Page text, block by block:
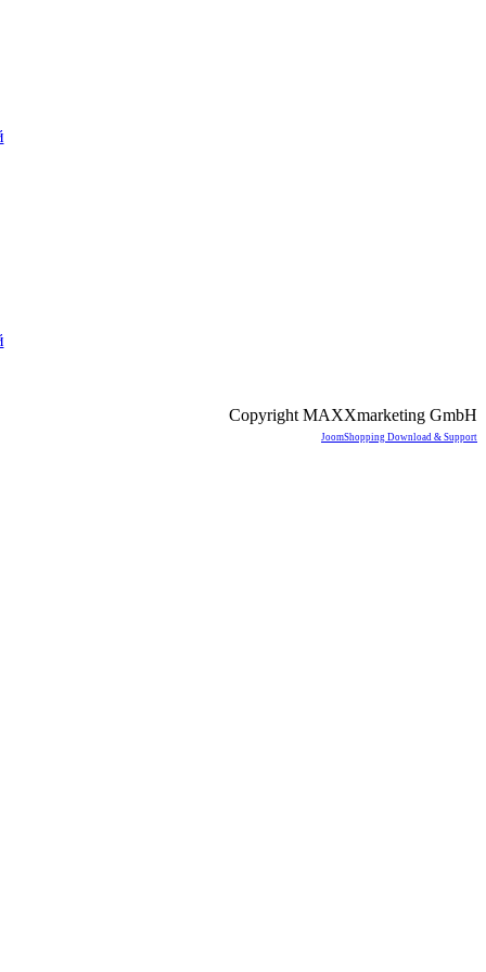
Copyright MAXXmarketing GmbH
JoomShopping Download & Support